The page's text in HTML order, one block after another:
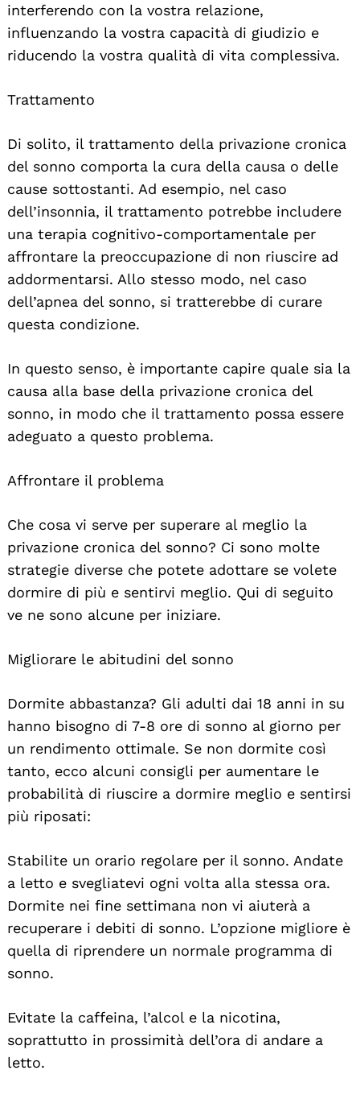
interferendo con la vostra relazione,
influenzando la vostra capacità di giudizio e
riducendo la vostra qualità di vita complessiva.
Trattamento
Di solito, il trattamento della privazione cronica
del sonno comporta la cura della causa o delle
cause sottostanti. Ad esempio, nel caso
dell’insonnia, il trattamento potrebbe includere
una terapia cognitivo-comportamentale per
affrontare la preoccupazione di non riuscire ad
addormentarsi. Allo stesso modo, nel caso
dell’apnea del sonno, si tratterebbe di curare
questa condizione.
In questo senso, è importante capire quale sia la
causa alla base della privazione cronica del
sonno, in modo che il trattamento possa essere
adeguato a questo problema.
Affrontare il problema
Che cosa vi serve per superare al meglio la
privazione cronica del sonno? Ci sono molte
strategie diverse che potete adottare se volete
dormire di più e sentirvi meglio. Qui di seguito
ve ne sono alcune per iniziare.
Migliorare le abitudini del sonno
Dormite abbastanza? Gli adulti dai 18 anni in su
hanno bisogno di 7-8 ore di sonno al giorno per
un rendimento ottimale. Se non dormite così
tanto, ecco alcuni consigli per aumentare le
probabilità di riuscire a dormire meglio e sentirsi
più riposati:
Stabilite un orario regolare per il sonno. Andate
a letto e svegliatevi ogni volta alla stessa ora.
Dormite nei fine settimana non vi aiuterà a
recuperare i debiti di sonno. L’opzione migliore è
quella di riprendere un normale programma di
sonno.
Evitate la caffeina, l’alcol e la nicotina,
soprattutto in prossimità dell’ora di andare a
letto.
Search
For: